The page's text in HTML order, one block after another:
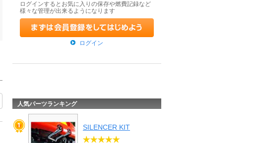
ログインするとお気に入りの保存や燃費記録など
様々な管理が出来るようになります
ログイン
人気パーツランキング
SILENCER KIT